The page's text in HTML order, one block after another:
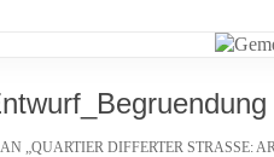
„QUARTIER DIFFERTER STRASSE: